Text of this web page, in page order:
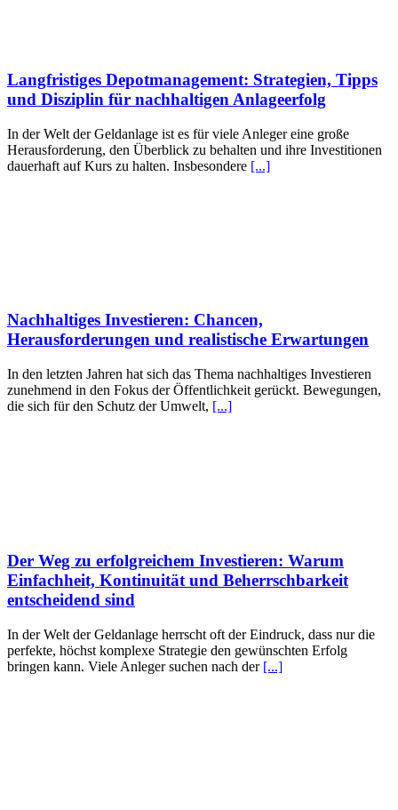
Langfristiges Depotmanagement: Strategien, Tipps
und Disziplin für nachhaltigen Anlageerfolg
In der Welt der Geldanlage ist es für viele Anleger eine große
Herausforderung, den Überblick zu behalten und ihre Investitionen
dauerhaft auf Kurs zu halten. Insbesondere [...]
Nachhaltiges Investieren: Chancen,
Herausforderungen und realistische Erwartungen
In den letzten Jahren hat sich das Thema nachhaltiges Investieren
zunehmend in den Fokus der Öffentlichkeit gerückt. Bewegungen,
die sich für den Schutz der Umwelt, [...]
Der Weg zu erfolgreichem Investieren: Warum
Einfachheit, Kontinuität und Beherrschbarkeit
entscheidend sind
In der Welt der Geldanlage herrscht oft der Eindruck, dass nur die
perfekte, höchst komplexe Strategie den gewünschten Erfolg
bringen kann. Viele Anleger suchen nach der [...]